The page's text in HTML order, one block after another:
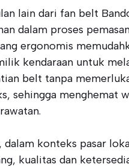
lain dari fan belt
dalam proses
ergonomis
kendaraan untuk
belt tanpa
sehingga menghemat
dalam konteks pasar
kualitas dan